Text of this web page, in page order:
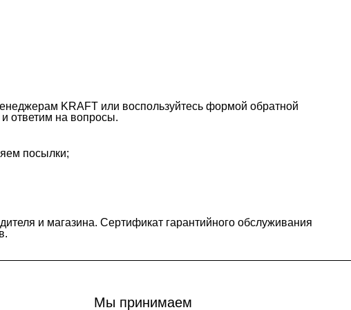
KRAFT или воспользуйтесь формой обратной
ответим на вопросы.
посылки;
и магазина. Сертификат гарантийного обслуживания
Мы принимаем